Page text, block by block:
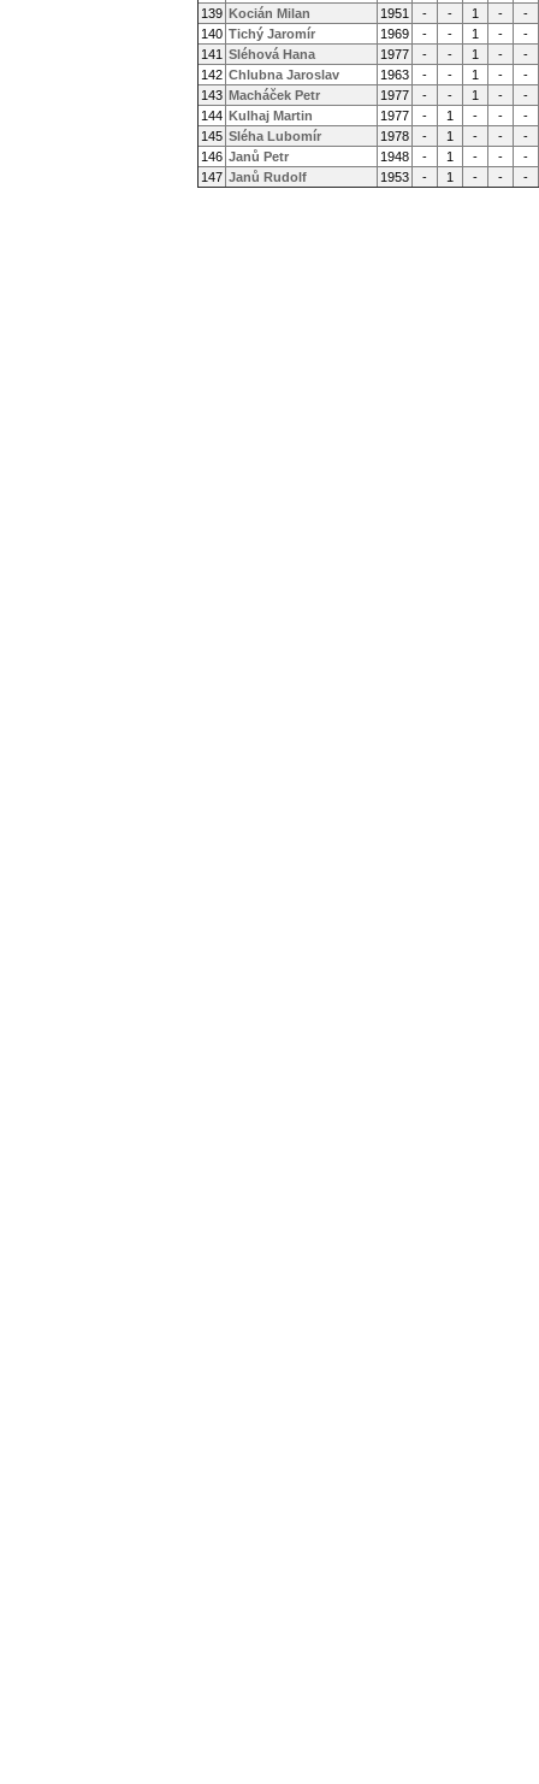
139 Kocián Milan 1951 - - 1 -
-
140 Tichý Jaromír 1969 - - 1 -
-
141 Sléhová Hana 1977 - - 1 -
-
142 Chlubna Jaroslav 1963 - - 1 -
-
143 Macháček Petr 1977 - - 1 -
-
144 Kulhaj Martin 1977 - 1 - -
-
145 Sléha Lubomír 1978 - 1 - -
-
146 Janů Petr 1948 - 1 - -
-
147 Janů Rudolf 1953 - 1 - - -